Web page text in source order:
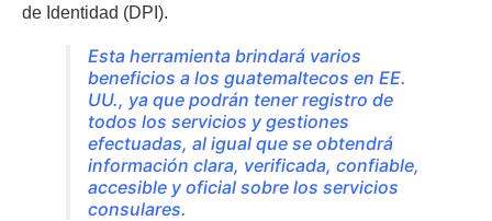
de Identidad (DPI).
Esta herramienta brindará varios
beneficios a los guatemaltecos en EE.
UU., ya que podrán tener registro de
todos los servicios y gestiones
efectuadas, al igual que se obtendrá
información clara, verificada, confiable,
accesible y oficial sobre los servicios
consulares.